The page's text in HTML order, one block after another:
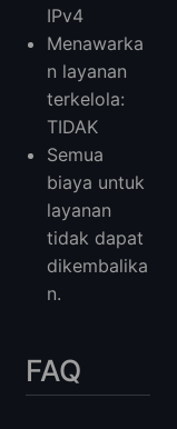
IPv4
Menawarka
n layanan
terkelola:
TIDAK
Semua
biaya untuk
layanan
tidak dapat
dikembalika
n.
FAQ